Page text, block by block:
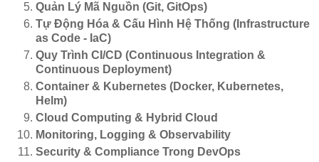
Quản Lý Mã Nguồn (Git, GitOps)
Tự Động Hóa & Cấu Hình Hệ Thống (Infrastructure
as Code - IaC)
Quy Trình CI/CD (Continuous Integration &
Continuous Deployment)
Container & Kubernetes (Docker, Kubernetes,
Helm)
Cloud Computing & Hybrid Cloud
Monitoring, Logging & Observability
Security & Compliance Trong DevOps